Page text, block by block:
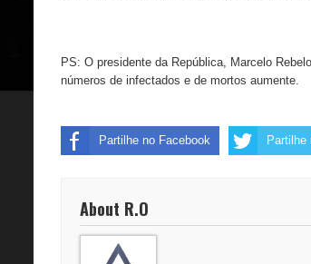
PS: O presidente da República, Marcelo
números de infectados e de mortos aumente.
Partilhe no Facebook Partilhe
About R.O